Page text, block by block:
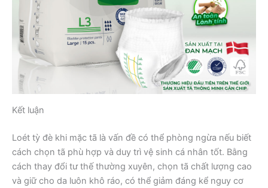
Kết luận
Loét tỳ đè khi mặc tã là vấn đề có thể phòng ngừa nếu biết
cách chọn tã phù hợp và duy trì vệ sinh cá nhân tốt. Bằng
cách thay đổi tư thế thường xuyên, chọn tã chất lượng cao
và giữ cho da luôn khô ráo, có thể giảm đáng kể nguy cơ